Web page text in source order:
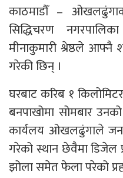
काठमाडौँ –
सिद्धिचरण
मीनाकुमारी श्रेष्ठले
गरेकी छिन् ।
घरबाट करिब १
बनपाखोमा सोमबार
कार्यलय ओखलढुंगाले
गरेको स्थान छेवैमा डिजेल
झोला समेत फेला परेको